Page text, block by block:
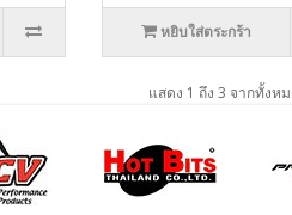
หยิบใส่ตระกร้า
แสดง 1 ถึง 3 จากทั้งห